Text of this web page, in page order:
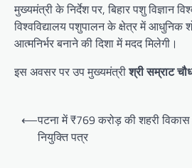
मुख्यमंत्री के निर्देश पर, बिहार पशु
विश्वविद्यालय पशुपालन के क्षेत्र में आधुनिक
आत्मनिर्भर बनाने की दिशा में मदद मिलेगी।
इस अवसर पर उप मुख्यमंत्रीश्री सम्राट
Post
navigation
⟵पटना में ₹769 करोड़ की शहरी
नियुक्ति पत्र